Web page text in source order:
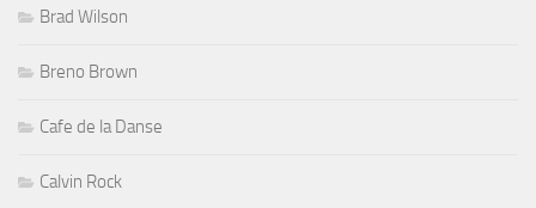
Brad Wilson
Breno Brown
Cafe de la Danse
Calvin Rock